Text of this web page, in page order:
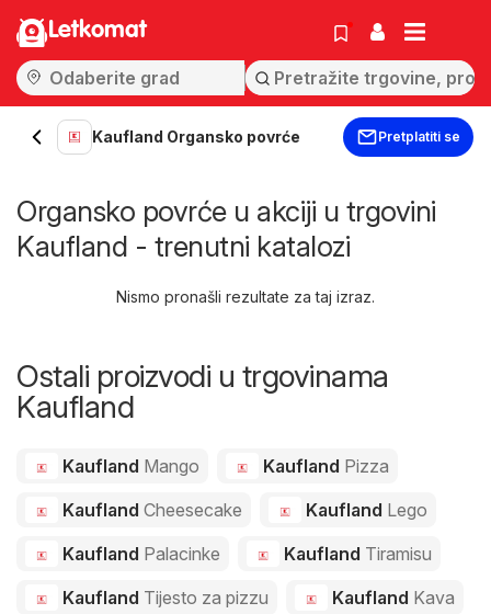
Letkomat
Kaufland Organsko povrće Pretplatiti se
Organsko povrće u akciji u trgovini
Kaufland - trenutni katalozi
Nismo pronašli rezultate za taj izraz.
Ostali proizvodi u trgovinama
Kaufland
Kaufland Mango Kaufland Pizza
Kaufland Cheesecake Kaufland Lego
Kaufland Palacinke Kaufland Tiramisu
Kaufland Tijesto za pizzu Kaufland Kava